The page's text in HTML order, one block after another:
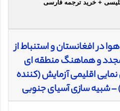
+ خرید ترجمه فارسی
در افغانستان و استنباط از
و هماهنگ منطقه ای
اقلیمی آزمایش (کننده